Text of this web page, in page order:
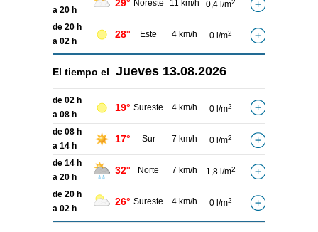
a 20 h
29° Noreste 11 km/h 0,4 l/m2
de 20 h
a 02 h
28° Este 4 km/h 0 l/m2
El tiempo el Jueves 13.08.2026
de 02 h
a 08 h
19° Sureste 4 km/h 0 l/m2
de 08 h
a 14 h
17° Sur 7 km/h 0 l/m2
de 14 h
a 20 h
32° Norte 7 km/h 1,8 l/m2
de 20 h
a 02 h
26° Sureste 4 km/h 0 l/m2